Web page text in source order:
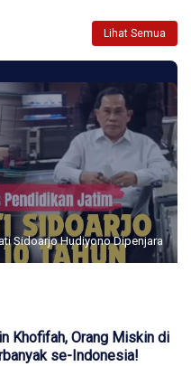
Lihat Semua
Sidoarjo Hudiyono Dipenjara
Khofifah, Orang Miskin di
se-Indonesia!